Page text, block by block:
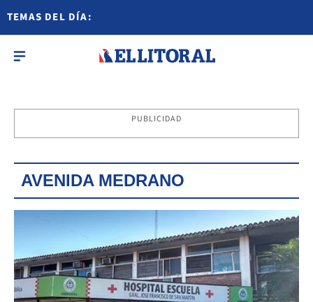
TEMAS DEL DÍA:
PUBLICIDAD
AVENIDA MEDRANO